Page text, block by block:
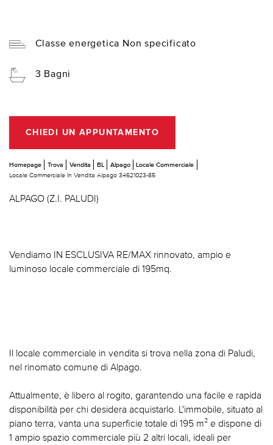
Classe energetica Non specificato
3 Bagni
CHIEDI UN APPUNTAMENTO
Homepage Trova Vendita BL Alpago
Locale Commerciale
Locale Commerciale In Vendita Alpago 34621023-85
ALPAGO (Z.I. PALUDI)
Vendiamo IN ESCLUSIVA RE/MAX rinnovato, ampio e
luminoso locale commerciale di 195mq.
Il locale commerciale in vendita si trova nella zona di Paludi,
nel rinomato comune di Alpago.
Attualmente, è libero al rogito, garantendo una facile e rapida
disponibilità per chi desidera acquistarlo. L'immobile, situato al
piano terra, vanta una superficie totale di 195 m² e dispone di
1 ampio spazio commerciale più 2 altri locali, ideali per